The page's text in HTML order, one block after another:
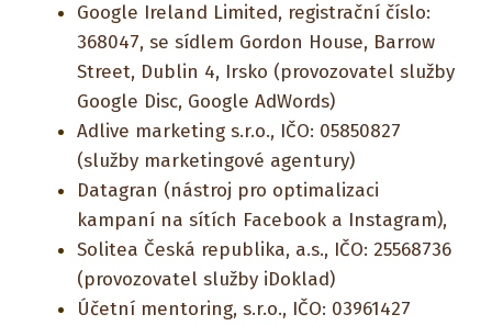
Google Ireland Limited, registrační číslo:
368047, se sídlem Gordon House, Barrow
Street, Dublin 4, Irsko (provozovatel služby
Google Disc, Google AdWords)
Adlive marketing s.r.o., IČO: 05850827
(služby marketingové agentury)
Datagran (nástroj pro optimalizaci
kampaní na sítích Facebook a Instagram),
Solitea Česká republika, a.s., IČO: 25568736
(provozovatel služby iDoklad)
Účetní mentoring, s.r.o., IČO: 03961427